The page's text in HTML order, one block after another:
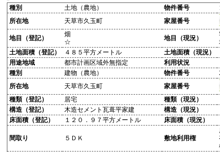
種別 土地（農地） 物件番号
所在地
天草市久玉町 家屋番号
地目（登記）
畑
☆
地目（現況）
土地面積（登記）
４８５平方メートル
土地面積（現況）
用途地域
都市計画区域外無指定
利用状況
種別
建物（農地） 物件番号
所在地
天草市久玉町
家屋番号
種類（登記）
居宅
種類（現況）
構造（登記）
木造セメント瓦葺平家建
構造（現況）
床面積（登記）
１２０．９７平方メートル 床面積（現況）
間取り ５ＤＫ 敷地利用権